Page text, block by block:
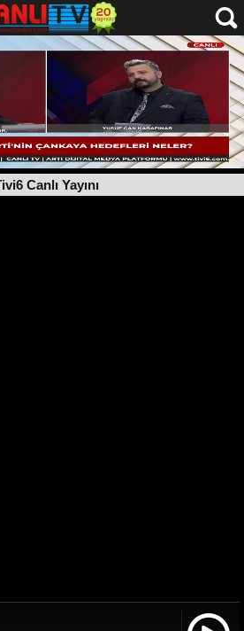
Canlı Yayını